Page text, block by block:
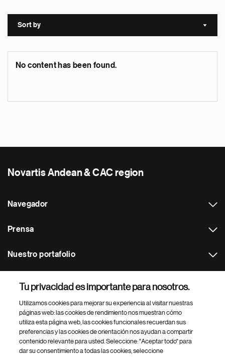
Sort by Sort
No content has been found.
Novartis Andean & CAC region
Navegador
Prensa
Nuestro portafolio
Footer Site Search
Tu privacidad es importante para nosotros.
Utilizamos cookies para mejorar su experiencia al visitar nuestras
páginas web: las cookies de rendimiento nos muestran cómo
utiliza esta página web, las cookies funcionales recuerdan sus
preferencias y las cookies de orientación nos ayudan a compartir
contenido relevante para usted. Seleccione: "Aceptar todo" para
dar su consentimiento a todas las cookies, seleccione